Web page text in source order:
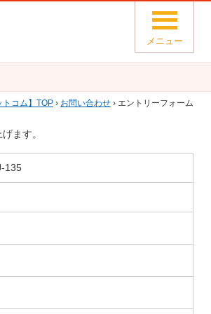
メニュー
トコム TOP › お問い合わせ › エントリーフォーム
ます。
135